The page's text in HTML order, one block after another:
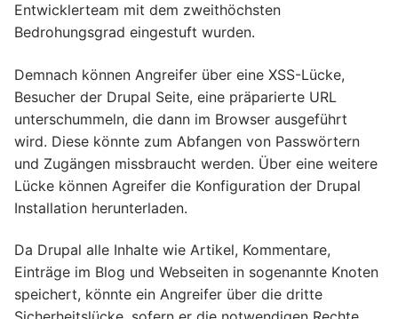
Entwicklerteam mit dem zweithöchsten
Bedrohungsgrad eingestuft wurden.
Demnach können Angreifer über eine XSS-Lücke,
Besucher der Drupal Seite, eine präparierte URL
unterschummeln, die dann im Browser ausgeführt
wird. Diese könnte zum Abfangen von Passwörtern
und Zugängen missbraucht werden. Über eine weitere
Lücke können Agreifer die Konfiguration der Drupal
Installation herunterladen.
Da Drupal alle Inhalte wie Artikel, Kommentare,
Einträge im Blog und Webseiten in sogenannte Knoten
speichert, könnte ein Angreifer über die dritte